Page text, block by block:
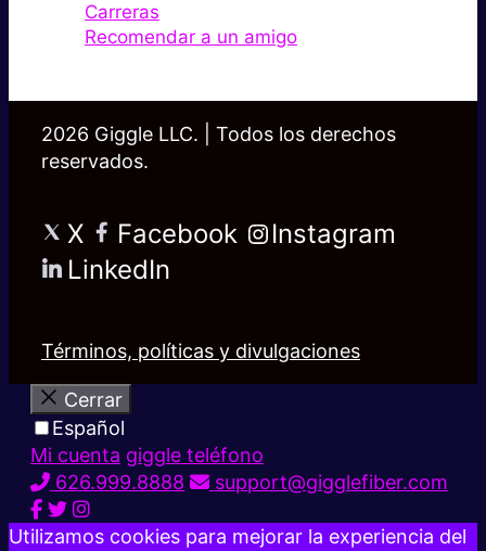
Carreras
Recomendar a un amigo
2026 Giggle LLC. | Todos los derechos
reservados.
X Facebook
Instagram
LinkedIn
Términos, políticas y divulgaciones
Cerrar
Español
Mi cuenta giggle teléfono
626.999.8888
support@gigglefiber.com
Utilizamos cookies para mejorar la experiencia del